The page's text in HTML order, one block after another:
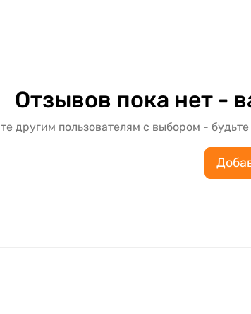
Отзывов пока нет -
другим пользователям с выбором -